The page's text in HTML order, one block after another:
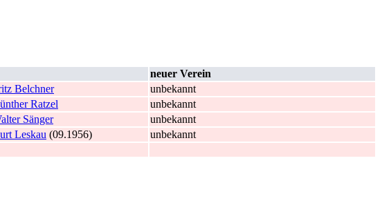
neuer Verein
Belchner
unbekannt
Ratzel
unbekannt
Sänger
unbekannt
Leskau (09.1956)
unbekannt